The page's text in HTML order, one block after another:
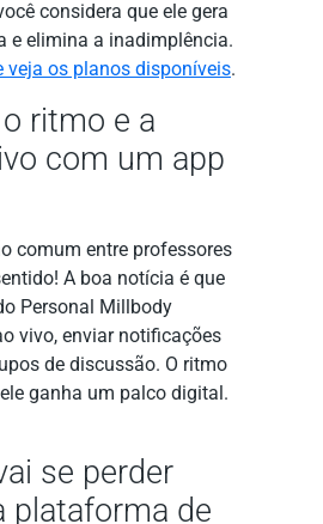
considera que ele gera
e elimina a inadimplência.
veja os planos disponíveis.
ritmo e a
com um app
comum entre professores
A boa notícia é que
Personal Millbody
vivo, enviar notificações
de discussão. O ritmo
ganha um palco digital.
se perder
plataforma de